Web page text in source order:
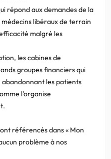
répond aux demandes de la
libéraux de terrain
malgré les
les cabines de
groupes financiers qui
les patients
l’organise
référencés dans « Mon
problème à nos